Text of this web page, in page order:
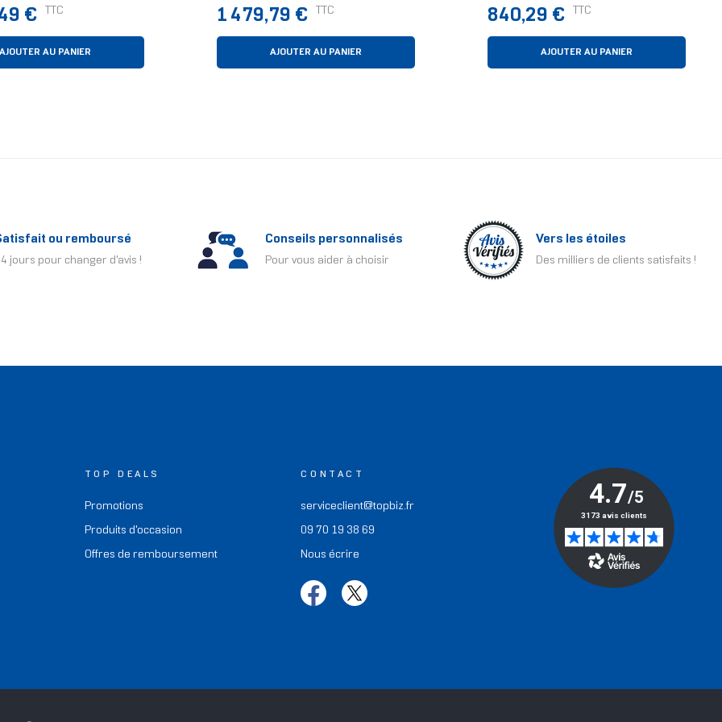
Ultra 5 16 Go 512
11 Pro Noir
€ TTC
AJOUTER AU PANIER
Prix
1 479,79 € TTC
AJOUTER AU PANIER
Intel Core 5 16 Go 512 Go
Windows 11 Home Blanc
Prix
840,29 € TTC
AJOUTER AU PANIER
ou remboursé
jours pour changer d'avis !
Conseils personnalisés
Pour vous aider à choisir
Vers les étoiles
Des milliers de clients satisfaits !
TOP DEALS
Promotions
Produits d'occasion
Offres de remboursement
CONTACT
serviceclient@topbiz.fr
09 70 19 38 69
Nous écrire